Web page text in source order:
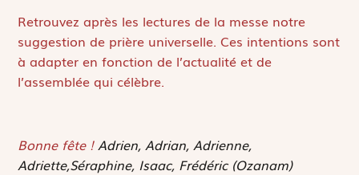
Retrouvez après les lectures de la messe notre
suggestion de prière universelle. Ces intentions sont
à adapter en fonction de l’actualité et de
l’assemblée qui célèbre.
Bonne fête !Adrien, Adrian, Adrienne,
Adriette,Séraphine, Isaac, Frédéric (Ozanam)